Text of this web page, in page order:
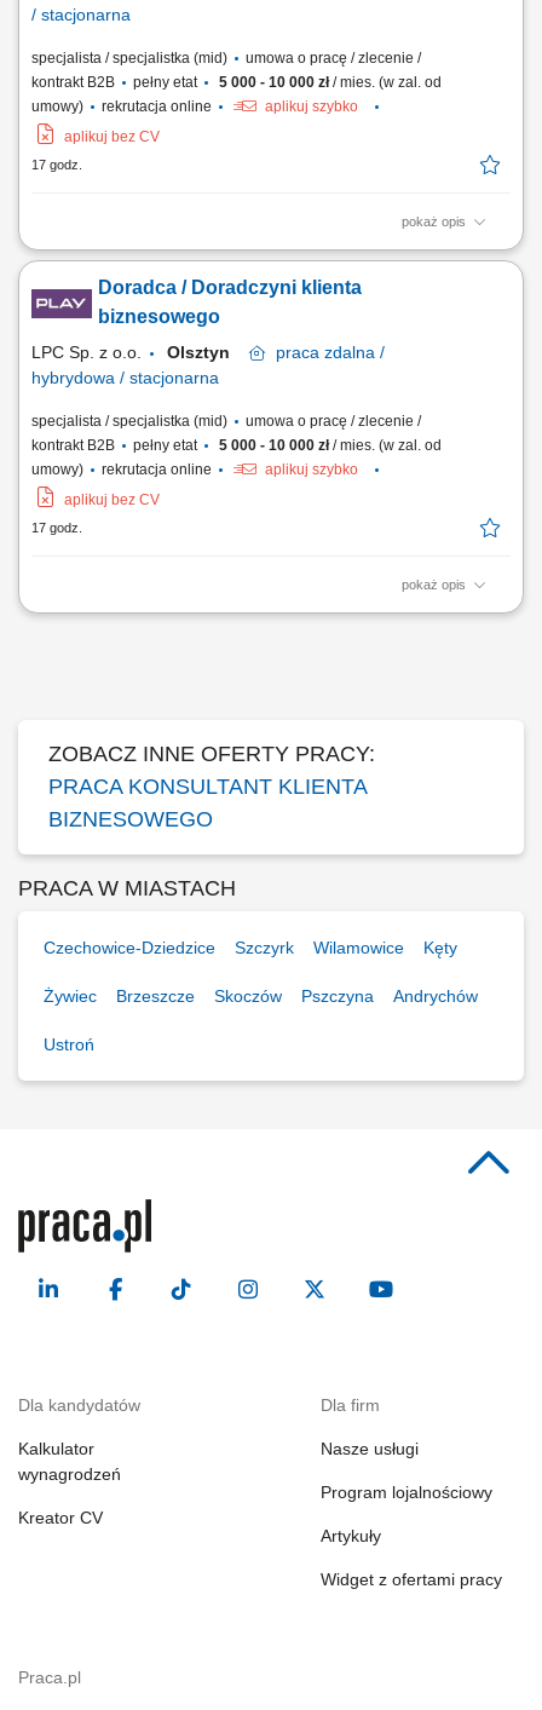
/ stacjonarna
specjalista / specjalistka (mid)
umowa o pracę / zlecenie /
kontrakt B2B
pełny etat 5 000 - 10 000 zł/ mies. (w zal. od
umowy)
rekrutacja online
aplikuj szybko
aplikuj bez CV
17 godz.
pokaż opis
Zakres obowiązków: Sprzedaż łączy światłowodowych —
firm w terenie, sygnały zakupowe (nowa hala, nowy oddział, rekrutacja
informatyka), polecenia od obecnych klientów i od lokalnych firm IT;
Doradca / Doradczyni klienta
biznesowego
LPC Sp. z o.o. Olsztyn praca zdalna /
hybrydowa / stacjonarna
specjalista / specjalistka (mid)
umowa o pracę / zlecenie /
kontrakt B2B
pełny etat 5 000 - 10 000 zł/ mies. (w zal. od
umowy)
rekrutacja online
aplikuj szybko
aplikuj bez CV
17 godz.
pokaż opis
Zakres obowiązków: Sprzedaż łączy światłowodowych —
ZOBACZ INNE OFERTY PRACY:
PRACA KONSULTANT KLIENTA
BIZNESOWEGO
PRACA W MIASTACH
Czechowice-Dziedzice Szczyrk Wilamowice Kęty
Żywiec Brzeszcze Skoczów Pszczyna Andrychów
Ustroń
Dla kandydatów
Kalkulator
wynagrodzeń
Kreator CV
Dla firm
Nasze usługi
Program lojalnościowy
Artykuły
Widget z ofertami pracy
Praca.pl